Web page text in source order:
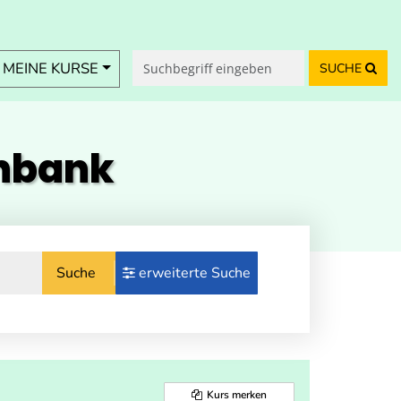
KURSE SUCHE
Suche erweiterte Suche
Kurs merken